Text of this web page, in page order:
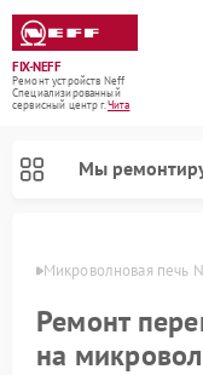
FIX-NEFF
Ремонт устройств Neff
Специализированный
cервисный центр г.Чита
Мы
Микроволновая печь
Ремонт
на